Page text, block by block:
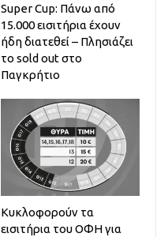
Super Cup: Πάνω από
15.000 εισιτήρια έχουν
ήδη διατεθεί – Πλησιάζει
το sold out στο
Παγκρήτιο
Κυκλοφορούν τα
εισιτήρια του ΟΦΗ για